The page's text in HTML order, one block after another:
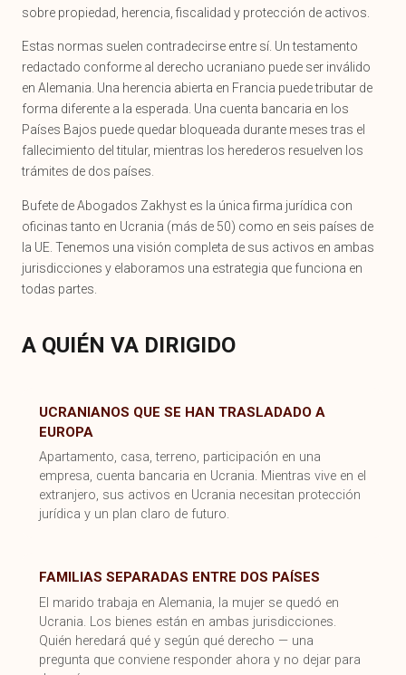
sobre propiedad, herencia, fiscalidad y protección de activos.
Estas normas suelen contradecirse entre sí. Un testamento
redactado conforme al derecho ucraniano puede ser inválido
en Alemania. Una herencia abierta en Francia puede tributar de
forma diferente a la esperada. Una cuenta bancaria en los
Países Bajos puede quedar bloqueada durante meses tras el
fallecimiento del titular, mientras los herederos resuelven los
trámites de dos países.
Bufete de Abogados Zakhyst es la única firma jurídica con
oficinas tanto en Ucrania (más de 50) como en seis países de
la UE. Tenemos una visión completa de sus activos en ambas
jurisdicciones y elaboramos una estrategia que funciona en
todas partes.
A QUIÉN VA DIRIGIDO
UCRANIANOS QUE SE HAN TRASLADADO A
EUROPA
Apartamento, casa, terreno, participación en una
empresa, cuenta bancaria en Ucrania. Mientras vive en el
extranjero, sus activos en Ucrania necesitan protección
jurídica y un plan claro de futuro.
FAMILIAS SEPARADAS ENTRE DOS PAÍSES
El marido trabaja en Alemania, la mujer se quedó en
Ucrania. Los bienes están en ambas jurisdicciones.
Quién heredará qué y según qué derecho — una
pregunta que conviene responder ahora y no dejar para